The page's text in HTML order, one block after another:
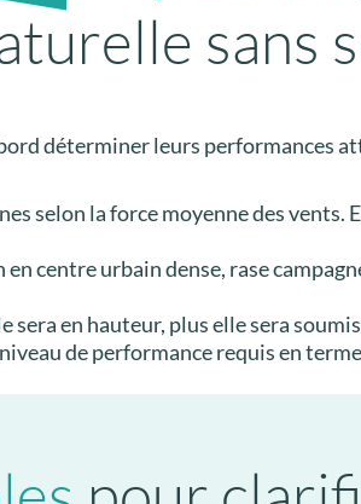
sans
déterminer leurs performances
selon la force moyenne des vents.
en centre urbain dense, rase
sera en hauteur, plus elle sera
de performance requis en